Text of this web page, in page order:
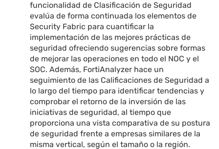
funcionalidad de Clasificación de Seguridad
evalúa de forma continuada los elementos de
Security Fabric para cuantificar la
implementación de las mejores prácticas de
seguridad ofreciendo sugerencias sobre formas
de mejorar las operaciones en todo el NOC y el
SOC. Además, FortiAnalyzer hace un
seguimiento de las Calificaciones de Seguridad a
lo largo del tiempo para identificar tendencias y
comprobar el retorno de la inversión de las
iniciativas de seguridad, al tiempo que
proporciona una vista comparativa de su postura
de seguridad frente a empresas similares de la
misma vertical, según el tamaño o la región.